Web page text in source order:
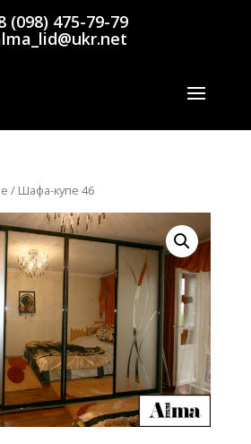
(098) 475-79-79
/ Шафа-купе 46